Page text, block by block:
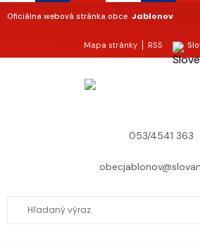
Oficiálna webová stránka obce Jablonov
Mapa stránky RSS
053/4541 363